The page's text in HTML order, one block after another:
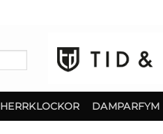
HERRKLOCKOR DAMPARFYM